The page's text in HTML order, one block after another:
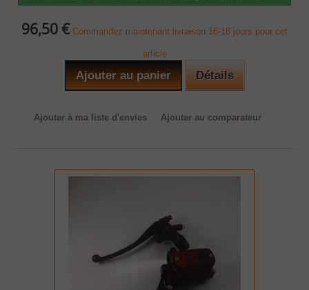
96,50 € Commandez maintenant livraison 16-18 jours pour cet
article
Ajouter au panier Détails
Ajouter à ma liste d'envies Ajouter au comparateur